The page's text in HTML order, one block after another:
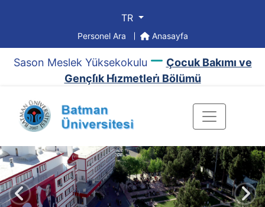
TR
Personel Ara Anasayfa
Sason Meslek Yüksekokulu
Çocuk Bakımı ve
Gençli̇k Hi̇zmetleri̇ Bölümü
Önceki